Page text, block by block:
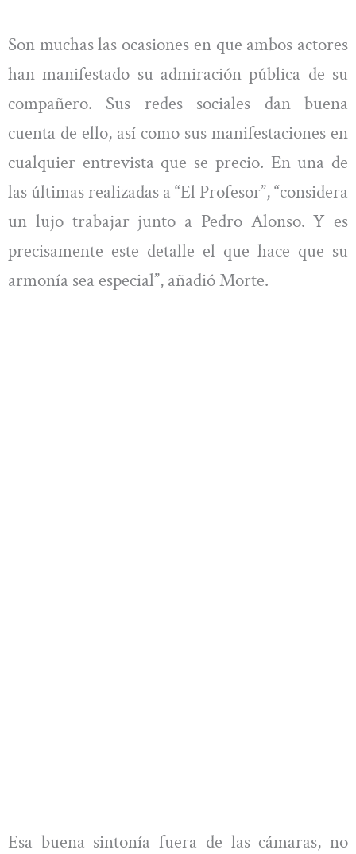
Son muchas las ocasiones en que ambos actores
han manifestado su admiración pública de su
compañero. Sus redes sociales dan buena
cuenta de ello, así como sus manifestaciones en
cualquier entrevista que se precio. En una de
las últimas realizadas a “El Profesor”, “considera
un lujo trabajar junto a Pedro Alonso. Y es
precisamente este detalle el que hace que su
armonía sea especial”, añadió Morte.
Esa buena sintonía fuera de las cámaras, no